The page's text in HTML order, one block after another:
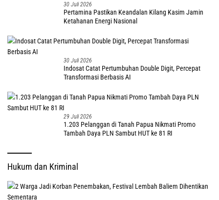
30 Juli 2026
Pertamina Pastikan Keandalan Kilang Kasim Jamin
Ketahanan Energi Nasional
30 Juli 2026
Indosat Catat Pertumbuhan Double Digit, Percepat
Transformasi Berbasis AI
29 Juli 2026
1.203 Pelanggan di Tanah Papua Nikmati Promo
Tambah Daya PLN Sambut HUT ke 81 RI
Hukum dan Kriminal